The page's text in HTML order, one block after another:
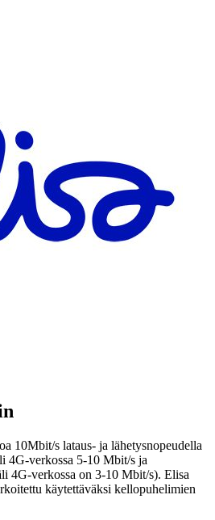
10Mbit/s lataus- ja lähetysnopeudella
4G-verkossa 5-10 Mbit/s ja
4G-verkossa on 3-10 Mbit/s). Elisa
käytettäväksi kellopuhelimien